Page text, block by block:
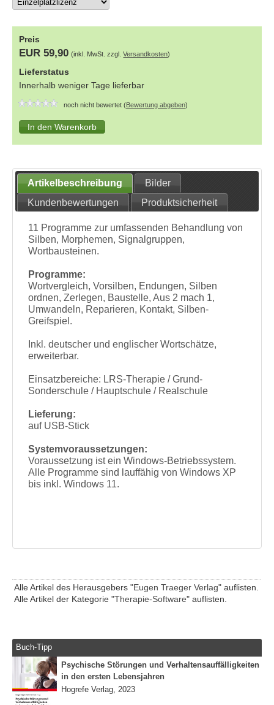
Preis
EUR 59,90 (inkl. MwSt. zzgl.Versandkosten)
Lieferstatus
Innerhalb weniger Tage lieferbar
noch nicht bewertet (Bewertung abgeben)
Artikelbeschreibung
Bilder
Kundenbewertungen
Produktsicherheit
11 Programme zur umfassenden Behandlung von
Silben, Morphemen, Signalgruppen,
Wortbausteinen.
Programme:
Wortvergleich, Vorsilben, Endungen, Silben
ordnen, Zerlegen, Baustelle, Aus 2 mach 1,
Umwandeln, Reparieren, Kontakt, Silben-
Greifspiel.
Inkl. deutscher und englischer Wortschätze,
erweiterbar.
Einsatzbereiche: LRS-Therapie / Grund-
Sonderschule / Hauptschule / Realschule
Lieferung:
auf USB-Stick
Systemvoraussetzungen:
Voraussetzung ist ein Windows-Betriebssystem.
Alle Programme sind lauffähig von Windows XP
bis inkl. Windows 11.
Alle Artikel des Herausgebers "Eugen Traeger Verlag" auflisten.
Alle Artikel der Kategorie "Therapie-Software" auflisten.
Buch-Tipp
Psychische Störungen und Verhaltensauffälligkeiten
in den ersten Lebensjahren
Hogrefe Verlag, 2023